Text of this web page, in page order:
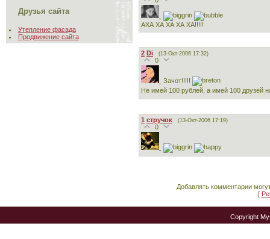
Друзья сайта
Утепление фасада
Продвижение сайта
АХА ХА ХА ХА ХА!!!!!
2 Di (13-Окт-2006 17:32)
0
Зачот!!!!!
Не имей 100 рублей, а имей 100 друзей
1 стручок (13-Окт-2006 17:19)
0
Добавлять комментарии
[
Copyright